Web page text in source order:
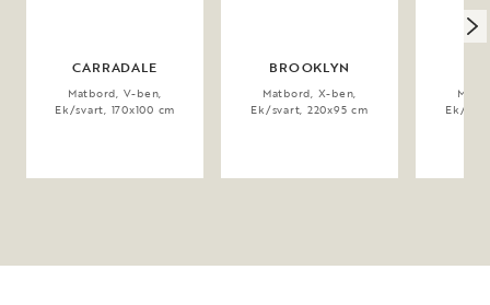
CARRADALE
Matbord, V-ben,
Ek/svart, 170x100 cm
BROOKLYN
Matbord, X-ben,
Ek/svart, 220x95 cm
Ek/